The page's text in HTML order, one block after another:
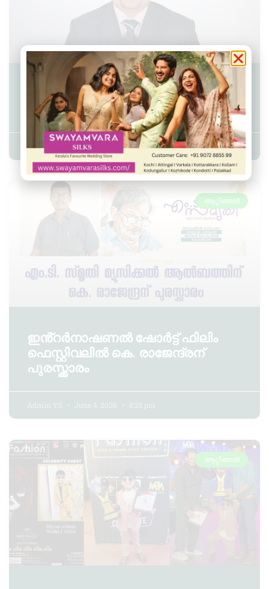
ആറ്റിങ്ങൽ സ്വദേശി ശ്രീജിഷിന്
ചിരന്തന മുഹമ്മദ് റാഫി പുരസ്കാരം
Admin YS July 27, 2026 2:54 pm
ആറ്റിങ്ങൽ
ഇൻ്റർനാഷണൽ ഷോർട്ട് ഫിലിം
ഫെസ്റ്റിവലിൽ കെ. രാജേന്ദ്രന്
പുരസ്ക്കാരം
Admin YS June 4, 2026 8:25 pm
ആറ്റിങ്ങൽ